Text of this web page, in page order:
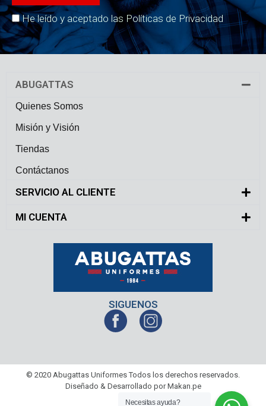
He leído y aceptado las Políticas de Privacidad
ABUGATTAS
Quienes Somos
Misión y Visión
Tiendas
Contáctanos
SERVICIO AL CLIENTE
MI CUENTA
SIGUENOS
© 2020 Abugattas Uniformes Todos los derechos reservados.
Diseñado & Desarrollado por Makan.pe
Necesitas ayuda?